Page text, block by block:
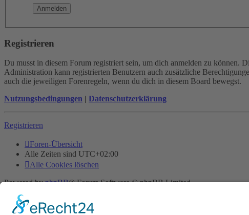
Registrieren
Du musst in diesem Forum registriert sein, um dich anmelden zu
Administration kann registrierten Benutzern auch zusätzliche
auch die jeweiligen Forenregeln, wenn du dich in diesem Board bewegst.
Nutzungsbedingungen | Datenschutzerklärung
Registrieren
Foren-Übersicht
Alle Zeiten sind UTC+02:00
Alle Cookies löschen
Powered byphpBB® Forum Software © phpBB Limited
Deutsche Übersetzung durch